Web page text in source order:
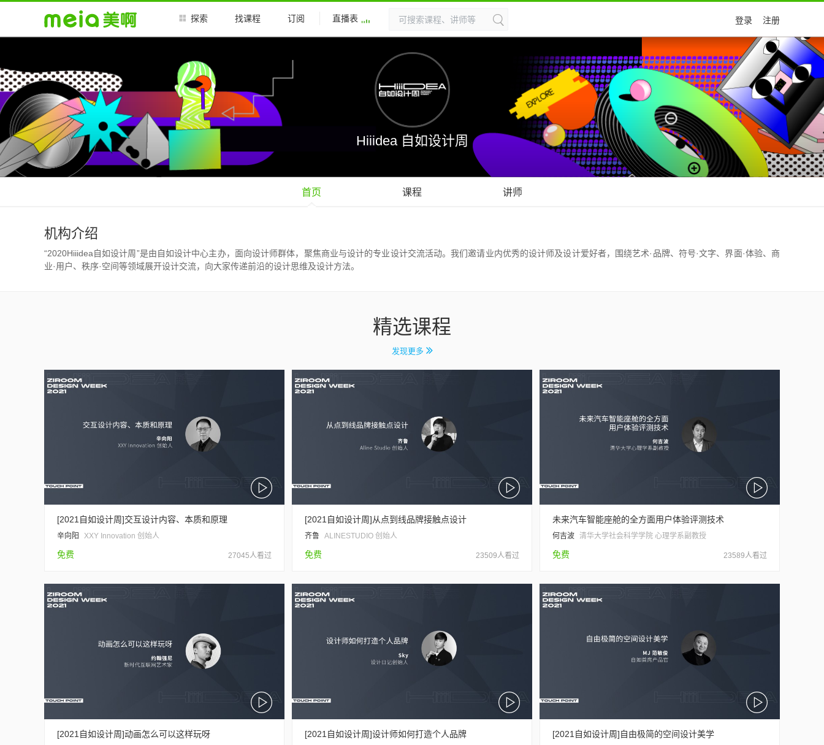
探索 找课程 订阅 直播表 登录 注册
Hiiidea 自如设计周
首页 课程 讲师
机构介绍
“2020Hiiidea自如设计周”是由自如设计中心主办，面向设计师群体，聚焦商业与设计的专业设计交流活动。我们邀请业内优秀的设计师及设计爱好者，围绕艺术·品牌、符号·文字、界面·体验、商
业·用户、秩序·空间等领域展开设计交流，向大家传递前沿的设计思维及设计方法。
精选课程
发现更多
[2021自如设计周]交互设计内容、本质和原理
辛向阳 XXY Innovation 创始人
免费 27045人看过
[2021自如设计周]从点到线品牌接触点设计
齐鲁 ALINESTUDIO 创始人
免费 23509人看过
未来汽车智能座舱的全方面用户体验评测技术
何吉波 清华大学社会科学学院 心理学系副教授
免费 23589人看过
[2021自如设计周]动画怎么可以这样玩呀 [2021自如设计周]设计师如何打造个人品牌 [2021自如设计周]自由极简的空间设计美学